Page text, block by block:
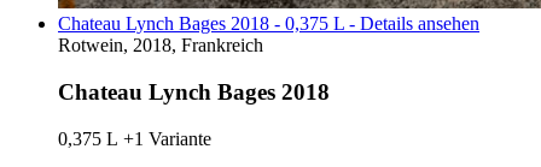
Chateau Lynch Bages 2018 - 0,375 L - Details ansehen
Rotwein, 2018, Frankreich
Chateau Lynch Bages 2018
0,375 L +1 Variante